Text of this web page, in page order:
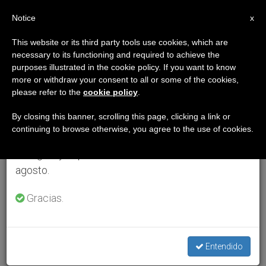
×
Aviso importante
Del 27 de julio al 7 de agosto haremos la pausa
anual, aprovechando que en el periodo de verano
se generan menos informaciones y también el
agosto.
Gracias.
Entendido
x
Notice
This website or its third party tools use cookies, which are
necessary to its functioning and required to achieve the
purposes illustrated in the cookie policy. If you want to know
more or withdraw your consent to all or some of the cookies,
please refer to the cookie policy
By closing this banner, scrolling this page, clicking a link or
continuing to browse otherwise, you agree to the use of cookies.